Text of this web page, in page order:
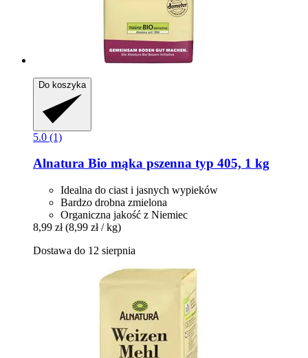
Do koszyka
5.0 (1)
Alnatura Bio mąka pszenna typ 405, 1 kg
Idealna do ciast i jasnych wypieków
Bardzo drobna zmielona
Organiczna jakość z Niemiec
8,99 zł (8,99 zł / kg)
Dostawa do 12 sierpnia